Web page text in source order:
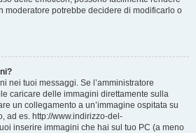
moderatore potrebbe decidere di modificarlo o
nei tuoi messaggi. Se l’amministratore
caricare delle immagini direttamente sulla
un collegamento a un’immagine ospitata su
ad es. http://www.indirizzo-del-
inserire immagini che hai sul tuo PC (a meno